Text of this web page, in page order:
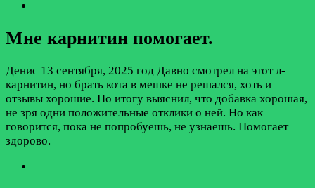
Мне карнитин помогает.
Денис 13 сентября, 2025 год Давно смотрел на этот л-
карнитин, но брать кота в мешке не решался, хоть и
отзывы хорошие. По итогу выяснил, что добавка хорошая,
не зря одни положительные отклики о ней. Но как
говорится, пока не попробуешь, не узнаешь. Помогает
здорово.